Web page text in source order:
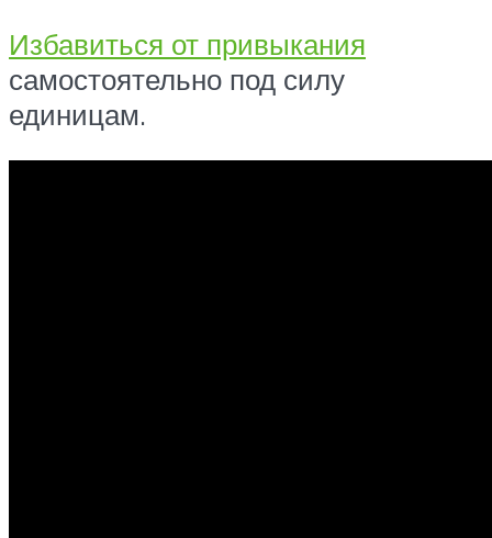
Избавиться от привыкания
самостоятельно под силу
единицам.